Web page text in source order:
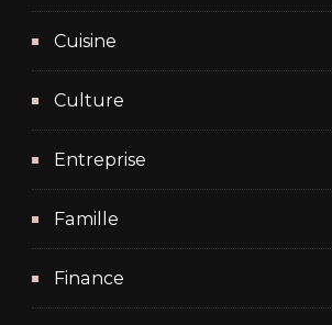
Cuisine
Culture
Entreprise
Famille
Finance